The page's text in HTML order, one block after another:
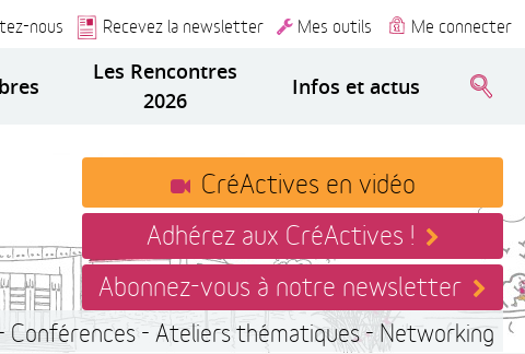
nous Recevez la newsletter Mes outils Me connecter
Les Rencontres
2026
Infos et actus
CréActives en vidéo
Adhérez aux CréActives !
Abonnez-vous à notre newsletter
Conférences - Ateliers thématiques - Networking